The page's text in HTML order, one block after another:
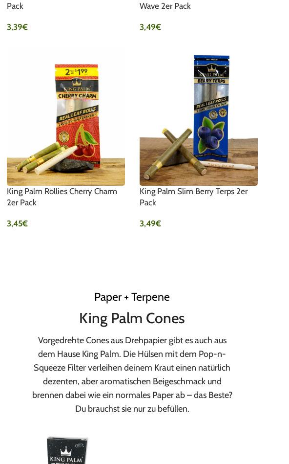
Pack
3,39€
Wave 2er Pack
3,49€
King Palm Rollies Cherry Charm
2er Pack
3,45€
King Palm Slim Berry Terps 2er
Pack
3,49€
Paper + Terpene
King Palm Cones
Vorgedrehte Cones aus Drehpapier gibt es auch aus
dem Hause King Palm. Die Hülsen mit dem Pop-n-
Squeeze Filter verleihen deinem Kraut einen natürlich
dezenten, aber aromatischen Beigeschmack und
brennen dabei wie ein normales Paper ab – das Beste?
Du brauchst sie nur zu befüllen.